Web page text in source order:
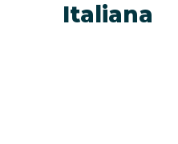
Italiana